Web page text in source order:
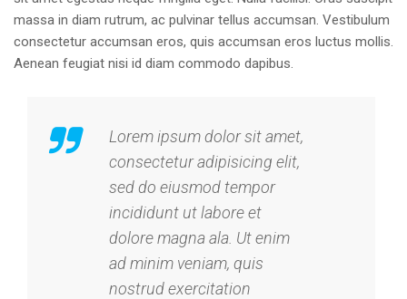
massa in diam rutrum, ac pulvinar tellus accumsan. Vestibulum
consectetur accumsan eros, quis accumsan eros luctus mollis.
Aenean feugiat nisi id diam commodo dapibus.
Lorem ipsum dolor sit amet,
consectetur adipisicing elit,
sed do eiusmod tempor
incididunt ut labore et
dolore magna ala. Ut enim
ad minim veniam, quis
nostrud exercitation